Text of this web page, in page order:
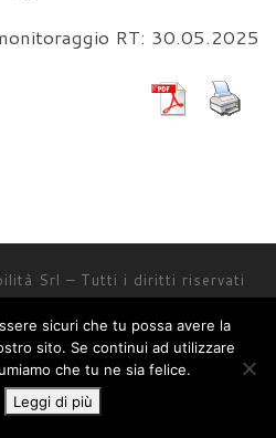
RT: 30.05.2025
Srl – Tutti i diritti riservati
sicuri che tu possa avere la
sito. Se continui ad utilizzare
che tu ne sia felice.
Leggi di più